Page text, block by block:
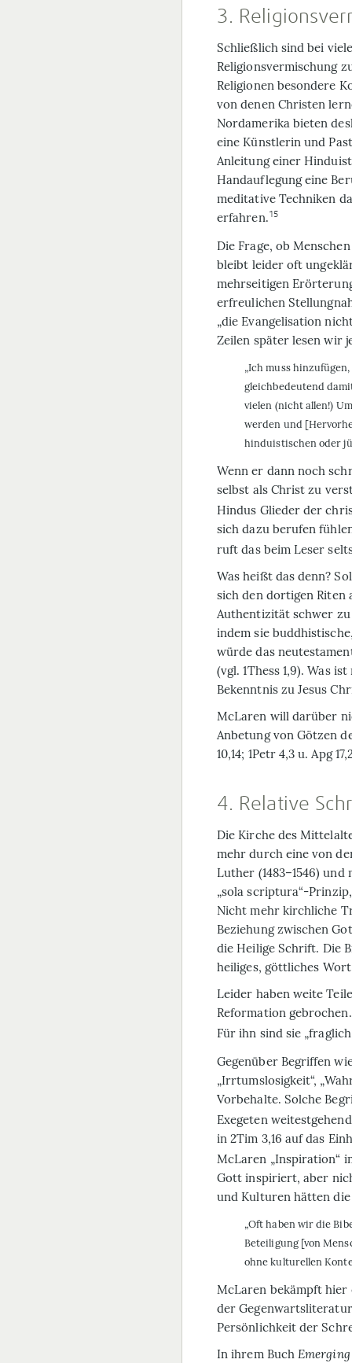
3.
Schließlich sind bei
Religionsvermischung
Religionen besondere
von denen Christen
Nordamerika bieten
eine Künstlerin und
Anleitung einer
Handauflegung eine
meditative Techniken
erfahren.15
Die Frage, ob
bleibt leider oft
mehrseitigen
erfreulichen
„die Evangelisation
Zeilen später lesen wir
„Ich muss
gleichbedeutend
vielen (nicht allen!)
werden und
hinduistischen oder
Wenn er dann noch
selbst als Christ zu
Hindus Glieder der
sich dazu berufen
ruft das beim Leser
Was heißt das denn?
sich den dortigen Riten
Authentizität schwer zu
indem sie
würde das
(vgl. 1Thess 1,9). Was
Bekenntnis zu Jesus
McLaren will darüber
Anbetung von Götzen
10,14; 1Petr 4,3 u. Apg
4. Relative
Die Kirche des
mehr durch eine von
Luther (1483–1546)
„sola scriptura“-
Nicht mehr kirchliche
Beziehung zwischen
die Heilige Schrift. Die
heiliges, göttliches
Leider haben weite
Reformation
Für ihn sind sie
Gegenüber Begriffen
„Irrtumslosigkeit“,
Vorbehalte. Solche
Exegeten
in 2Tim 3,16 auf das
McLaren „Inspiration“
Gott inspiriert, aber
und Kulturen hätten
„Oft haben wir die
Beteiligung [von
ohne kulturellen
McLaren bekämpft hier
der
Persönlichkeit der
In ihrem Buch